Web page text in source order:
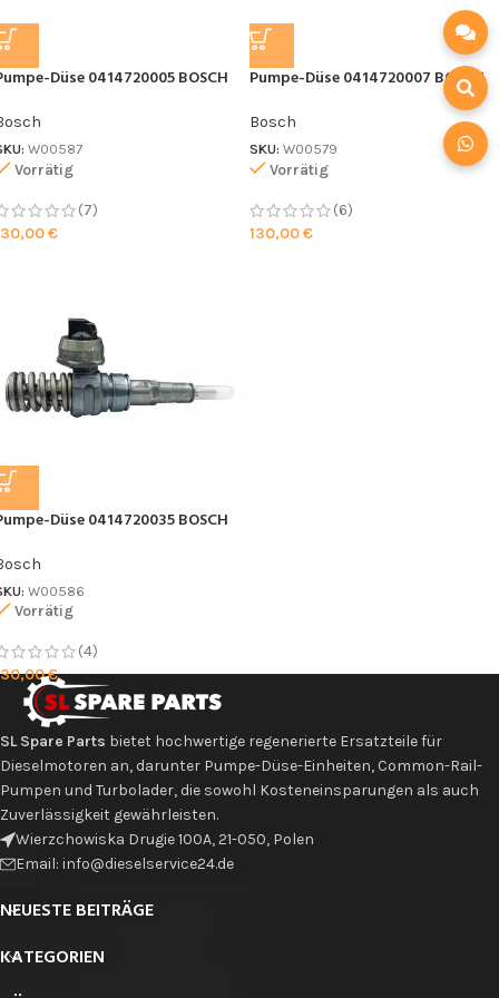
Düse 0414720005 BOSCH
W00587
Vorrätig
(7)
€
Pumpe-Düse 0414720007 BOSCH
Bosch
SKU: W00579
Vorrätig
(6)
130,00€
Düse 0414720035 BOSCH
W00586
Vorrätig
(4)
€
SL Spare Parts bietet hochwertige regenerierte Ersatzteile für
Dieselmotoren an, darunter Pumpe-Düse-Einheiten, Common-Rail-
Pumpen und Turbolader, die sowohl Kosteneinsparungen als auch
Zuverlässigkeit gewährleisten.
Wierzchowiska Drugie 100A, 21-050, Polen
Email: info@dieselservice24.de
NEUESTE BEITRÄGE
KATEGORIEN